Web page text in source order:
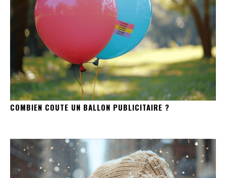
COMBIEN COUTE UN BALLON PUBLICITAIRE ?